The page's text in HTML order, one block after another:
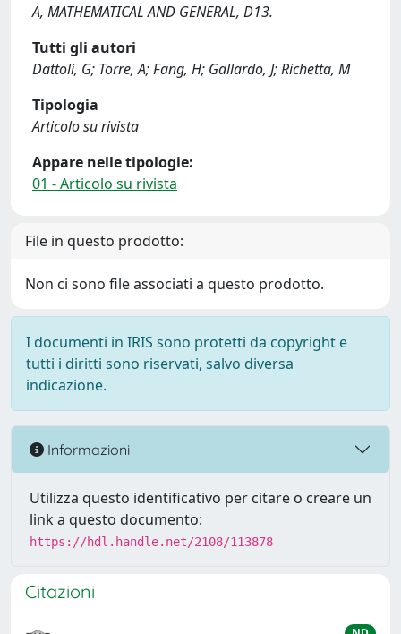
A, MATHEMATICAL AND GENERAL, D13.
Tutti gli autori
Dattoli, G; Torre, A; Fang, H; Gallardo, J; Richetta, M
Tipologia
Articolo su rivista
Appare nelle tipologie:
01 - Articolo su rivista
File in questo prodotto:
Non ci sono file associati a questo prodotto.
I documenti in IRIS sono protetti da copyright e
tutti i diritti sono riservati, salvo diversa
indicazione.
Informazioni
Utilizza questo identificativo per citare o creare un
link a questo documento:
https://hdl.handle.net/2108/113878
Citazioni